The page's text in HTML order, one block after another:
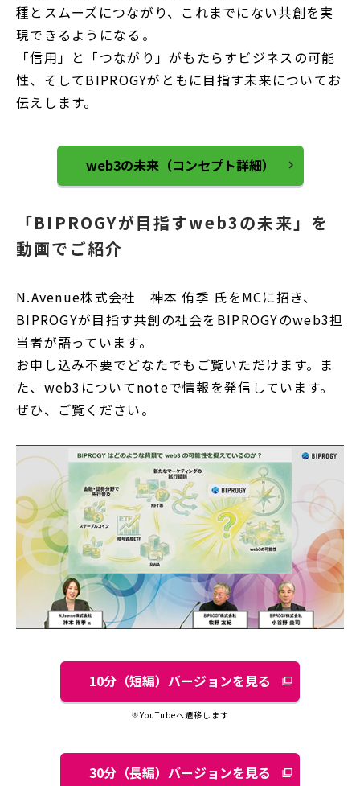
種とスムーズにつながり、これまでにない共創を実
現できるようになる――。
「信用」と「つながり」がもたらすビジネスの可能
性、そしてBIPROGYがともに目指す未来についてお
伝えします。
web3の未来（コンセプト詳細）
「BIPROGYが目指すweb3の未来」を
動画でご紹介
N.Avenue株式会社 神本 侑季 氏をMCに招き、
BIPROGYが目指す共創の社会をBIPROGYのweb3担
当者が語っています。
お申し込み不要でどなたでもご覧いただけます。ま
た、web3についてnoteで情報を発信しています。
ぜひ、ご覧ください。
10分（短編）バージョンを見る 別
ウ
ン
ド
※YouTubeへ遷移します
30分（長編）バージョンを見る 別